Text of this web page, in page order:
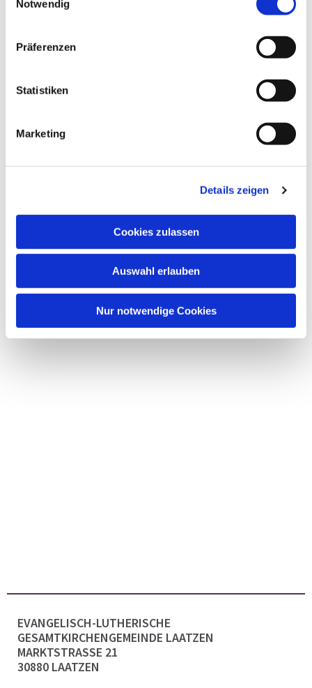
Notwendig
Präferenzen
Statistiken
Marketing
Details zeigen
Cookies zulassen
Auswahl erlauben
Nur notwendige Cookies
Schüler persönlich ein Segenswort und eine kleine
ersten Tag an der neuen Schule an den Mut und die
Dies könnte Sie auch
interessieren
EVANGELISCH-LUTHERISCHE
GESAMTKIRCHENGEMEINDE LAATZEN
MARKTSTRASSE 21
30880 LAATZEN